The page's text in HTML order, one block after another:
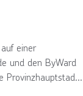
einer
und den ByWard
Provinzhauptstadt.